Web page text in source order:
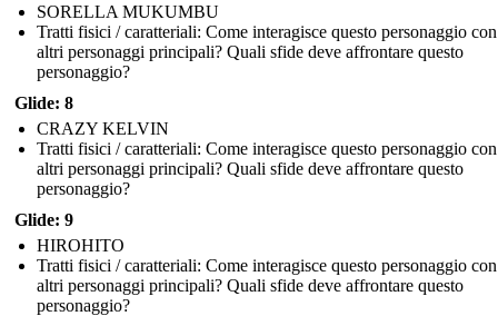
SORELLA MUKUMBU
Tratti fisici / caratteriali: Come interagisce questo personaggio
altri personaggi principali? Quali sfide deve affrontare questo
personaggio?
Glide: 8
CRAZY KELVIN
Tratti fisici / caratteriali: Come interagisce questo personaggio
altri personaggi principali? Quali sfide deve affrontare questo
personaggio?
Glide: 9
HIROHITO
Tratti fisici / caratteriali: Come interagisce questo personaggio
altri personaggi principali? Quali sfide deve affrontare questo
personaggio?